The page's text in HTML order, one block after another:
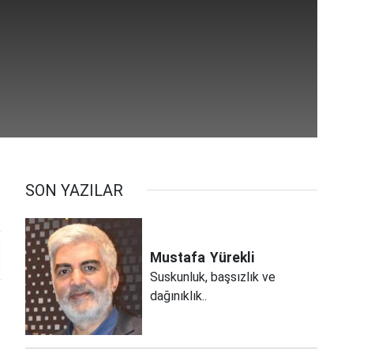
SON YAZILAR
Mustafa Yürekli
Suskunluk, başsızlık ve
dağınıklık..